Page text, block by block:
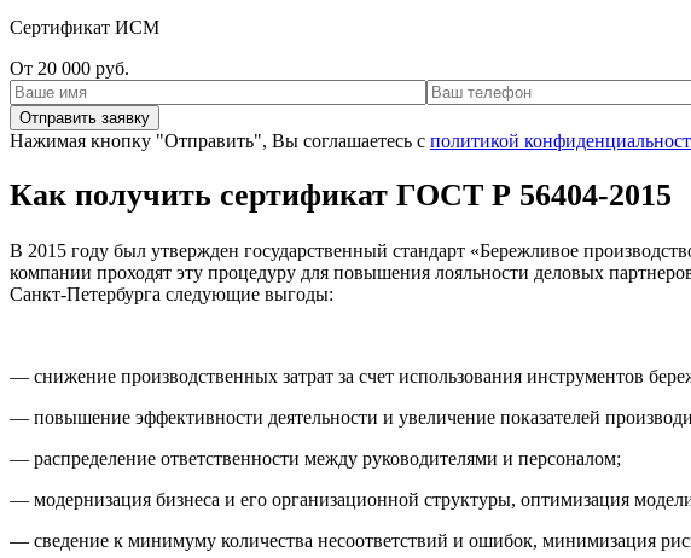
Сертификат ИСМ
От 20 000 руб.
Нажимая кнопку "Отправить", Вы соглашаетесь с политикой
Как получить сертификат ГОСТ Р 56404-2015
В 2015 году был утвержден государственный стандарт «Бережливое
компании проходят эту процедуру для повышения лояльности деловых
Санкт-Петербурга следующие выгоды:
— снижение производственных затрат за счет использования инструментов
— повышение эффективности деятельности и увеличение показателей
— распределение ответственности между руководителями и персоналом;
— модернизация бизнеса и его организационной структуры, оптимизация
— сведение к минимуму количества несоответствий и ошибок, минимизация